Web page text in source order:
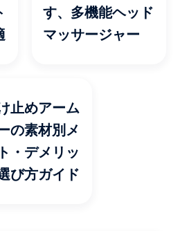
す、多機能ヘッド
マッサージャー
止めアーム
の素材別メ
・デメリッ
び方ガイド